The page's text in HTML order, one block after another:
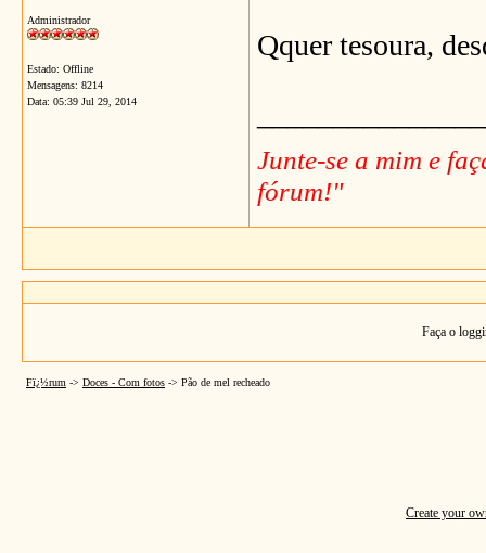
Administrador
Estado: Offline
Mensagens: 8214
Data: 05:39 Jul 29, 2014
Qquer tesoura,
Junte-se a mim e
fórum!"
Faça o
Fï¿½rum -> Doces - Com fotos -> Pão de mel recheado
Create your